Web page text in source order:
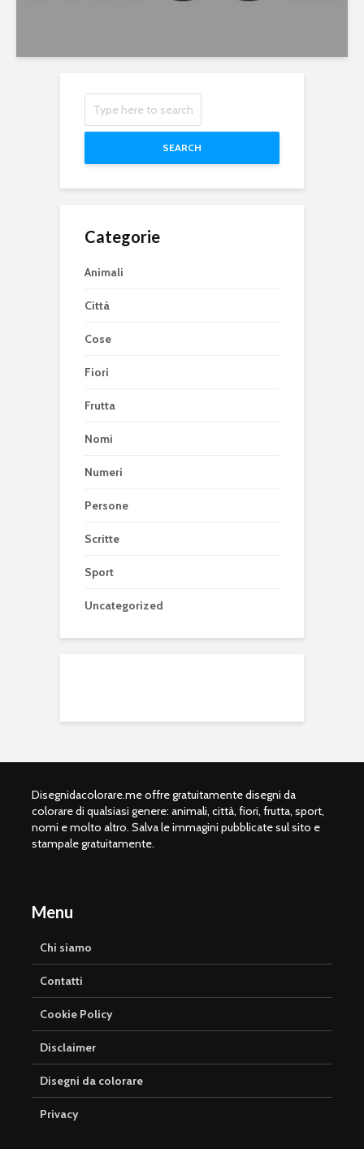
SEARCH
Categorie
Animali
Città
Cose
Fiori
Frutta
Nomi
Numeri
Persone
Scritte
Sport
Uncategorized
Disegnidacolorare.me offre gratuitamente disegni da
colorare di qualsiasi genere: animali, città, fiori, frutta, sport,
nomi e molto altro. Salva le immagini pubblicate sul sito e
stampale gratuitamente.
Menu
Chi siamo
Contatti
Cookie Policy
Disclaimer
Disegni da colorare
Privacy